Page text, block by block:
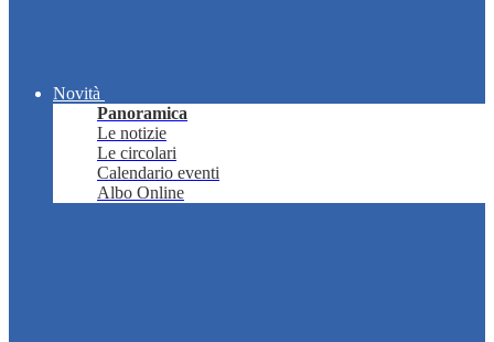
Novità
Panoramica
Le notizie
Le circolari
Calendario eventi
Albo Online